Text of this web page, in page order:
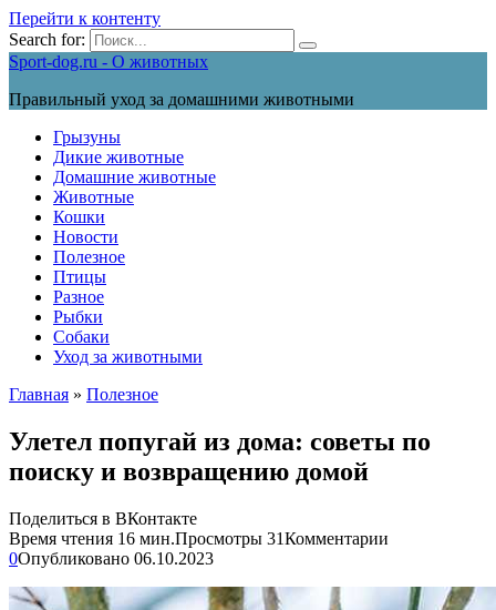
Перейти к контенту
Search for:
Sport-dog.ru - О животных
Правильный уход за домашними животными
Грызуны
Дикие животные
Домашние животные
Животные
Кошки
Новости
Полезное
Птицы
Разное
Рыбки
Собаки
Уход за животными
Главная » Полезное
Улетел попугай из дома: советы по
поиску и возвращению домой
Поделиться в ВКонтакте
Время чтения 16 мин.Просмотры 31Комментарии
0Опубликовано 06.10.2023